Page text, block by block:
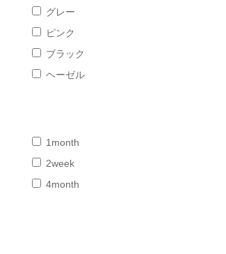
グレー
ピンク
ブラック
ヘーゼル
1month
2week
4month